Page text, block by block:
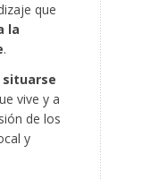
que
la
.
situarse
vive y a
de los
y